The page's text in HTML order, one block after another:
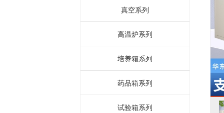
真空系列
高温炉系列
培养箱系列
药品箱系列
试验箱系列